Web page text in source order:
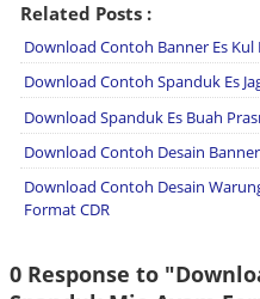
Related Posts :
Download Contoh Banner Es Kul
Download Contoh Spanduk Es
Download Spanduk Es Buah
Download Contoh Desain
Download Contoh Desain
Format CDR
0 Response to